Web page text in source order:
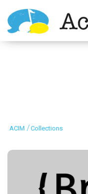
Ouvrir la
ACIM /Collections